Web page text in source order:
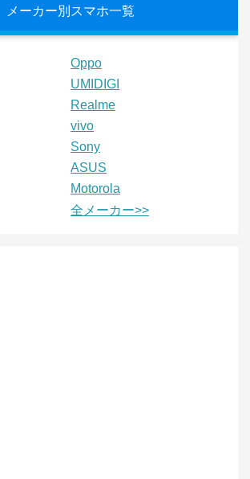
メーカー別スマホ一覧
Oppo
UMIDIGI
Realme
vivo
Sony
ASUS
Motorola
全メーカー>>